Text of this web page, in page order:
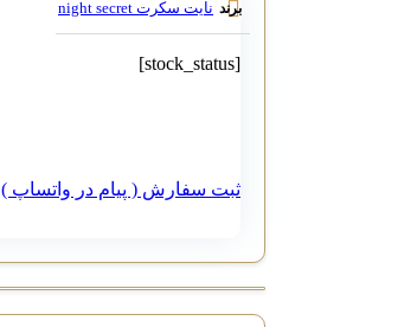
برند نایت سکرت night secret
[stock_status]
ثبت سفارش ( پیام در واتساپ )